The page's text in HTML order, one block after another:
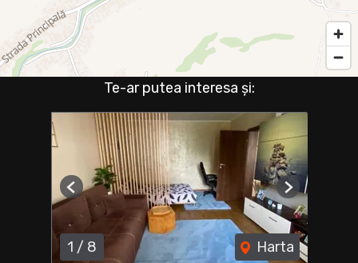
Te-ar putea interesa și:
1 / 8 Harta
Previous Next